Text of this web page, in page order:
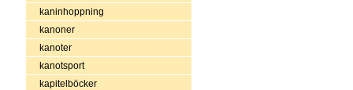
kaninhoppning
kanoner
kanoter
kanotsport
kapitelböcker